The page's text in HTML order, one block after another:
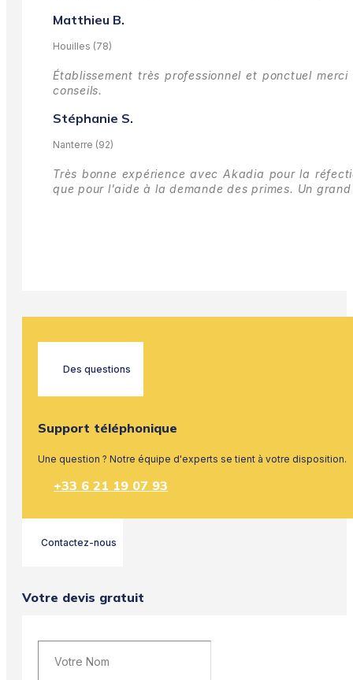
Matthieu B.
Houilles (78)
Établissement très professionnel et ponctuel
conseils.
Stéphanie S.
Nanterre (92)
Très bonne expérience avec Akadia pour la
que pour l'aide à la demande des primes. Un
Des questions
Support téléphonique
Une question ? Notre équipe d'experts se tient à votre disposition.
+33 6 21 19 07 93
Contactez-nous
Votre devis gratuit